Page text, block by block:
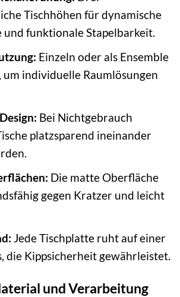
Tischhöhen für dynamische
und funktionale Stapelbarkeit.
Einzeln oder als Ensemble
individuelle Raumlösungen
Bei Nichtgebrauch
platzsparend ineinander
Die matte Oberfläche
gegen Kratzer und leicht
Jede Tischplatte ruht auf einer
die Kippsicherheit gewährleistet.
und Verarbeitung